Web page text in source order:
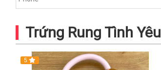
Trứng Rung Tình Yêu
5